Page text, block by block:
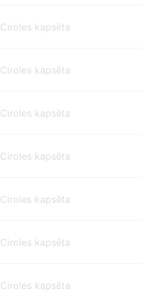
Ciroles kapsēta
Ciroles kapsēta
Ciroles kapsēta
Ciroles kapsēta
Ciroles kapsēta
Ciroles kapsēta
Ciroles kapsēta